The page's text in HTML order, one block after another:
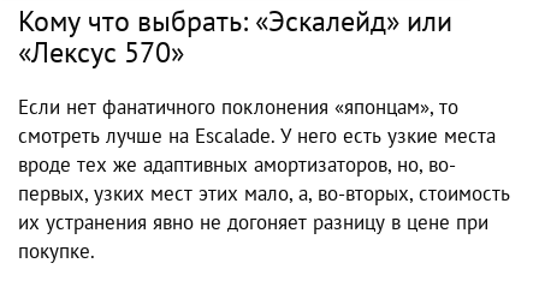
Кому что выбрать: «Эскалейд» или
«Лексус 570»
Если нет фанатичного поклонения «японцам», то
смотреть лучше на Escalade. У него есть узкие места
вроде тех же адаптивных амортизаторов, но, во-
первых, узких мест этих мало, а, во-вторых, стоимость
их устранения явно не догоняет разницу в цене при
покупке.